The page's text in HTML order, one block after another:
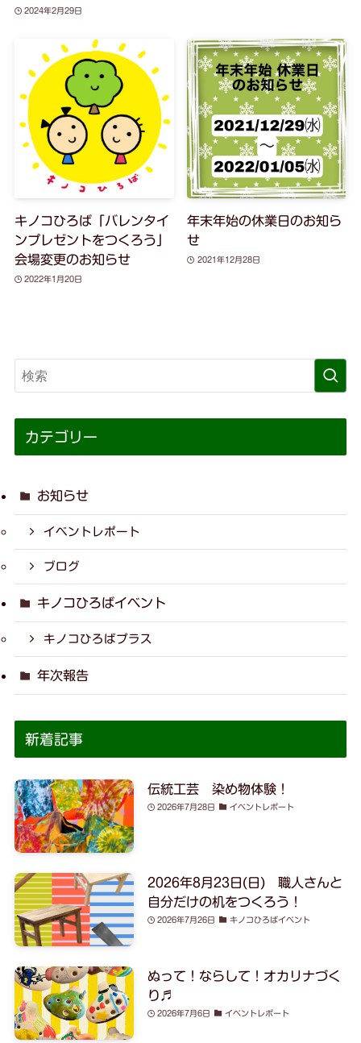
2024年2月29日
キノコひろば「バレンタイ
ンプレゼントをつくろう」
会場変更のお知らせ
2022年1月20日
年末年始の休業日のお知ら
せ
2021年12月28日
カテゴリー
お知らせ
イベントレポート
ブログ
キノコひろばイベント
キノコひろばプラス
年次報告
新着記事
伝統工芸 染め物体験！
2026年7月28日 イベントレポート
2026年8月23日(日) 職人さんと
自分だけの机をつくろう！
2026年7月26日 キノコひろばイベント
ぬって！ならして！オカリナづく
り♬
2026年7月6日 イベントレポート